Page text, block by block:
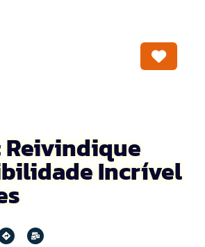
Reivindique
Incrível